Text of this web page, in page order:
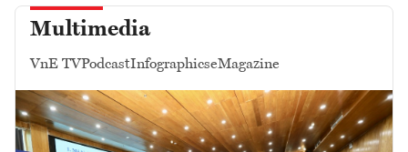
Multimedia
VnE TVPodcastInfographicseMagazine